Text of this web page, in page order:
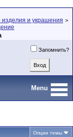
и украшения >
Запомнить?
Menu
Опции темы